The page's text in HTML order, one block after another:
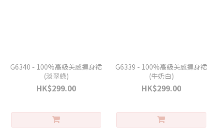
G6340 - 100%高級美感連身裙
(淡翠綠)
HK$299.00
G6339 - 100%高級美感連身裙
(牛奶白)
HK$299.00